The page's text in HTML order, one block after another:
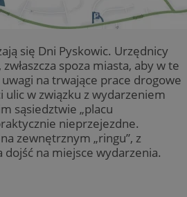
się Dni Pyskowic. Urzędnicy
spoza miasta, aby w te
na trwające prace drogowe
ulic w związku z wydarzeniem
sąsiedztwie „placu
nieprzejezdne.
zewnętrznym „ringu”, z
na miejsce wydarzenia.